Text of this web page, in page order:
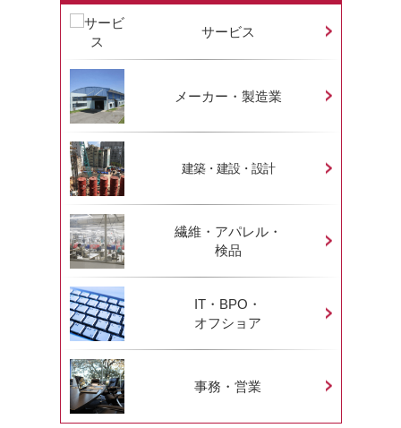
サービス
メーカー・製造業
建築・建設・設計
繊維・アパレル・
検品
IT・BPO・
オフショア
事務・営業